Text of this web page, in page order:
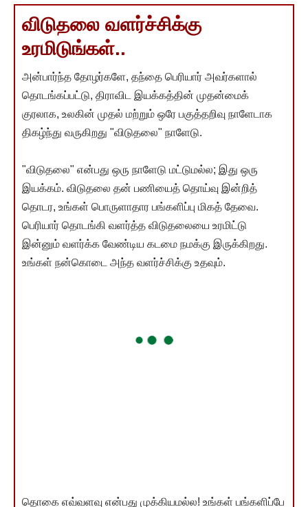
விடுதலை வளர்ச்சிக்கு
உரமிடுங்கள்..
அன்பார்ந்த தோழர்களே, தந்தை பெரியார் அவர்களால்
தொடங்கப்பட்டு, திராவிட இயக்கத்தின் முதன்மைக்
குரலாக, உலகின் முதல் மற்றும் ஒரே பகுத்தறிவு நாளேடாக
திகழ்ந்து வருகிறது "விடுதலை" நாளேடு.
"விடுதலை" என்பது ஒரு நாளேடு மட்டுமல்ல; இது ஒரு
இயக்கம். விடுதலை தன் பணியைத் தொய்வு இன்றித்
தொடர, உங்கள் பொருளாதார பங்களிப்பு மிகத் தேவை.
பெரியார் தொடங்கி வளர்த்த விடுதலையை உரமிட்டு
இன்னும் வளர்க்க வேண்டிய கடமை நமக்கு இருக்கிறது.
உங்கள் நன்கொடை அந்த வளர்ச்சிக்கு உதவும்.
தொகை எவ்வளவு என்பது முக்கியமல்ல! உங்கள் பங்களிப்பே